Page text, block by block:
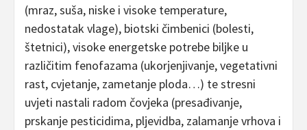
(mraz, suša, niske i visoke temperature,
nedostatak vlage), biotski čimbenici (bolesti,
štetnici), visoke energetske potrebe biljke u
različitim fenofazama (ukorjenjivanje, vegetativni
rast, cvjetanje, zametanje ploda…) te stresni
uvjeti nastali radom čovjeka (presađivanje,
prskanje pesticidima, pljevidba, zalamanje vrhova i